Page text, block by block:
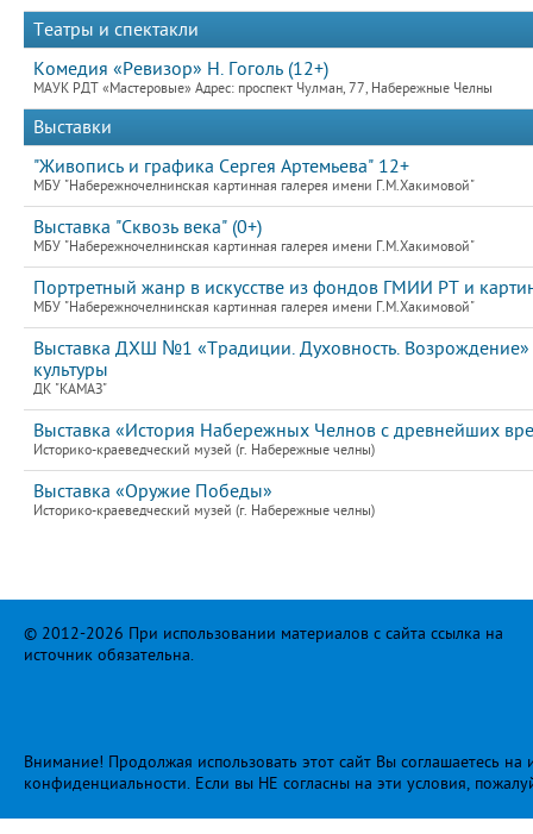
Театры и спектакли
Комедия «Ревизор» Н. Гоголь (12+)
МАУК РДТ «Мастеровые» Адрес: проспект Чулман, 77, Набережные Челны
Выставки
"Живопись и графика Сергея Артемьева" 12+
МБУ "Набережночелнинская картинная галерея имени Г.М.Хакимовой"
Выставка "Сквозь века" (0+)
МБУ "Набережночелнинская картинная галерея имени Г.М.Хакимовой"
Портретный жанр в искусстве из фондов ГМИИ РТ и
МБУ "Набережночелнинская картинная галерея имени Г.М.Хакимовой"
Выставка ДХШ №1 «Традиции. Духовность.
культуры
ДК "КАМАЗ"
Выставка «История Набережных Челнов с древнейших
Историко-краеведческий музей (г. Набережные челны)
Выставка «Оружие Победы»
Историко-краеведческий музей (г. Набережные челны)
© 2012-2026 При использовании материалов с сайта ссылка на
источник обязательна.
Внимание! Продолжая использовать этот сайт Вы соглашаетесь
конфиденциальности. Если вы НЕ согласны на эти условия,